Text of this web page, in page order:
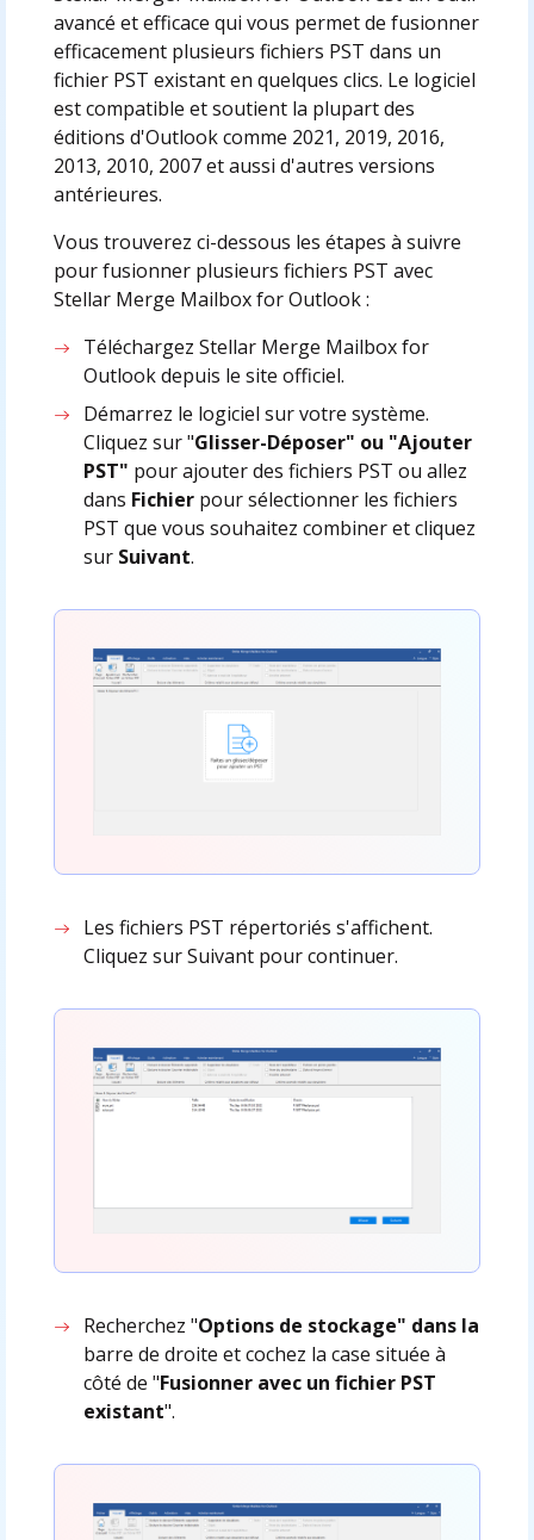
avancé et efficace qui vous permet de fusionner
efficacement plusieurs fichiers PST dans un
fichier PST existant en quelques clics. Le logiciel
est compatible et soutient la plupart des
éditions d'Outlook comme 2021, 2019, 2016,
2013, 2010, 2007 et aussi d'autres versions
antérieures.
Vous trouverez ci-dessous les étapes à suivre
pour fusionner plusieurs fichiers PST avec
Stellar Merge Mailbox for Outlook :
Téléchargez Stellar Merge Mailbox for
Outlook depuis le site officiel.
Démarrez le logiciel sur votre système.
Cliquez sur "Glisser-Déposer" ou "Ajouter
PST" pour ajouter des fichiers PST ou allez
dans Fichier pour sélectionner les fichiers
PST que vous souhaitez combiner et cliquez
sur Suivant.
Les fichiers PST répertoriés s'affichent.
Cliquez sur Suivant pour continuer.
Recherchez "Options de stockage" dans la
barre de droite et cochez la case située à
côté de "Fusionner avec un fichier PST
existant".